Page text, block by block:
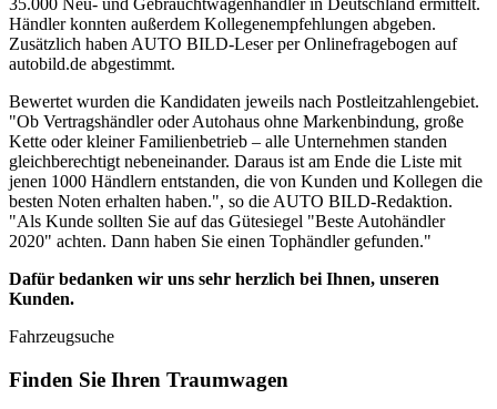
Händler konnten außerdem Kollegenempfehlungen abgeben.
Zusätzlich haben AUTO BILD-Leser per Onlinefragebogen auf
autobild.de abgestimmt.
Bewertet wurden die Kandidaten jeweils nach Postleitzahlengebiet.
"Ob Vertragshändler oder Autohaus ohne Markenbindung, große
Kette oder kleiner Familienbetrieb – alle Unternehmen standen
gleichberechtigt nebeneinander. Daraus ist am Ende die Liste mit
jenen 1000 Händlern entstanden, die von Kunden und Kollegen die
besten Noten erhalten haben.", so die AUTO BILD-Redaktion.
"Als Kunde sollten Sie auf das Gütesiegel "Beste Autohändler
2020" achten. Dann haben Sie einen Tophändler gefunden."
Dafür bedanken wir uns sehr herzlich bei Ihnen, unseren
Kunden.
Fahrzeugsuche
Finden Sie Ihren Traumwagen